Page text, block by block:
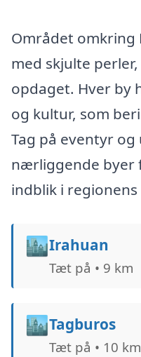
Området omkring
med skjulte
opdaget. Hver by
og kultur, som
Tag på eventyr
nærliggende byer
indblik i
🏙️Irahuan
Tæt på • 9 km
🏙️Tagburos
Tæt på • 10 km